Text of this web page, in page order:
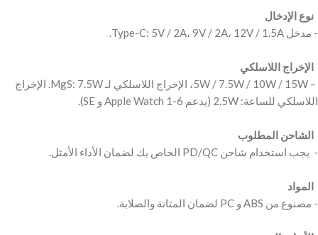
‫ – 5W / 7.5W / 10W / 15W، الإخراج اللاسلكي لـ MgS: 7.5W. الإخراج